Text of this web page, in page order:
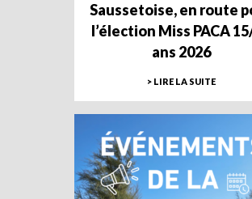
Saussetoise, en route
l’élection Miss PACA
ans 2026
> LIRE LA SUITE